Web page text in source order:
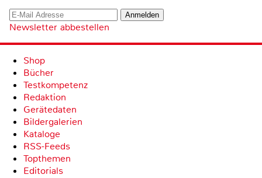
Newsletter abbestellen
Shop
Bücher
Testkompetenz
Redaktion
Gerätedaten
Bildergalerien
Kataloge
RSS-Feeds
Topthemen
Editorials